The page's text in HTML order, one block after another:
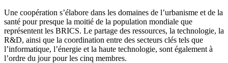
Une coopération s’élabore dans les domaines de l’urbanisme et de la
santé pour presque la moitié de la population mondiale que
représentent les BRICS. Le partage des ressources, la technologie, la
R&D, ainsi que la coordination entre des secteurs clés tels que
l’informatique, l’énergie et la haute technologie, sont également à
l’ordre du jour pour les cinq membres.